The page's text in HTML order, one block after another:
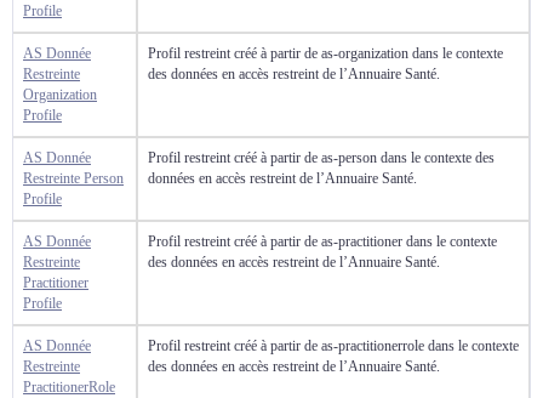
Profile
AS Donnée
Restreinte
Organization
Profile
Profil restreint créé à partir de as-organization dans le contexte
des données en accès restreint de l’Annuaire Santé.
AS Donnée
Restreinte Person
Profile
Profil restreint créé à partir de as-person dans le contexte des
données en accès restreint de l’Annuaire Santé.
AS Donnée
Restreinte
Practitioner
Profile
Profil restreint créé à partir de as-practitioner dans le contexte
des données en accès restreint de l’Annuaire Santé.
AS Donnée
Restreinte
PractitionerRole
Profil restreint créé à partir de as-practitionerrole dans le contexte
des données en accès restreint de l’Annuaire Santé.